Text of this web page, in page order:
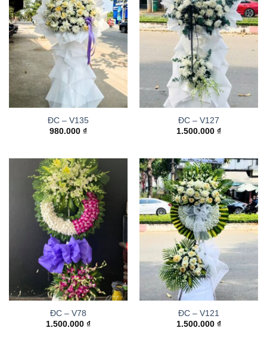
ĐC – V135
980.000 ₫
ĐC – V127
1.500.000 ₫
ĐC – V78
1.500.000 ₫
ĐC – V121
1.500.000 ₫